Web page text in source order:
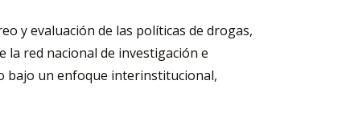
y evaluación de las políticas de drogas,
red nacional de investigación e
bajo un enfoque interinstitucional,